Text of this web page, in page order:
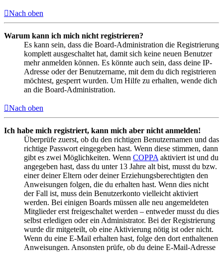
Nach oben
Warum kann ich mich nicht registrieren?
Es kann sein, dass die Board-Administration die Registrierung
komplett ausgeschaltet hat, damit sich keine neuen Benutzer
mehr anmelden können. Es könnte auch sein, dass deine IP-
Adresse oder der Benutzername, mit dem du dich registrieren
möchtest, gesperrt wurden. Um Hilfe zu erhalten, wende dich
an die Board-Administration.
Nach oben
Ich habe mich registriert, kann mich aber nicht anmelden!
Überprüfe zuerst, ob du den richtigen Benutzernamen und das
richtige Passwort eingegeben hast. Wenn diese stimmen, dann
gibt es zwei Möglichkeiten. Wenn COPPA aktiviert ist und du
angegeben hast, dass du unter 13 Jahre alt bist, musst du bzw.
einer deiner Eltern oder deiner Erziehungsberechtigten den
Anweisungen folgen, die du erhalten hast. Wenn dies nicht
der Fall ist, muss dein Benutzerkonto vielleicht aktiviert
werden. Bei einigen Boards müssen alle neu angemeldeten
Mitglieder erst freigeschaltet werden – entweder musst du dies
selbst erledigen oder ein Administrator. Bei der Registrierung
wurde dir mitgeteilt, ob eine Aktivierung nötig ist oder nicht.
Wenn du eine E-Mail erhalten hast, folge den dort enthaltenen
Anweisungen. Ansonsten prüfe, ob du deine E-Mail-Adresse